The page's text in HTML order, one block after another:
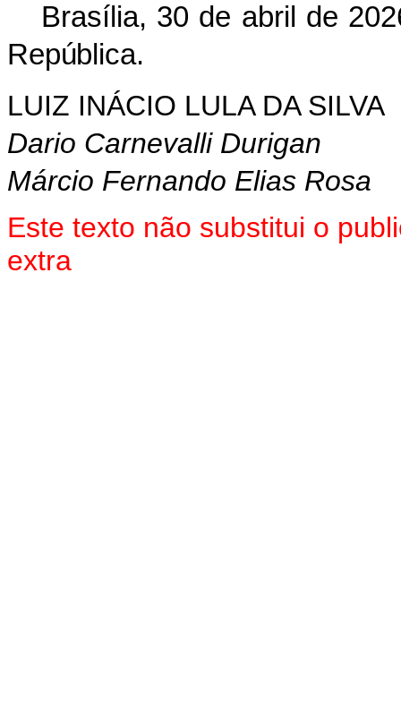
Brasília, 30 de abril de
República.
LUIZ INÁCIO LULA DA SILVA
Dario Carnevalli Durigan
Márcio Fernando Elias Rosa
Este texto não substitui o
extra